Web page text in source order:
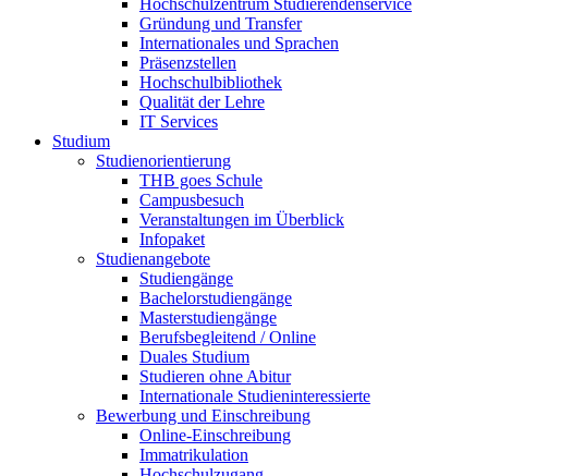
Hochschulzentrum Studierendenservice
Gründung und Transfer
Internationales und Sprachen
Präsenzstellen
Hochschulbibliothek
Qualität der Lehre
IT Services
Studium
Studienorientierung
THB goes Schule
Campusbesuch
Veranstaltungen im Überblick
Infopaket
Studienangebote
Studiengänge
Bachelorstudiengänge
Masterstudiengänge
Berufsbegleitend / Online
Duales Studium
Studieren ohne Abitur
Internationale Studieninteressierte
Bewerbung und Einschreibung
Online-Einschreibung
Immatrikulation